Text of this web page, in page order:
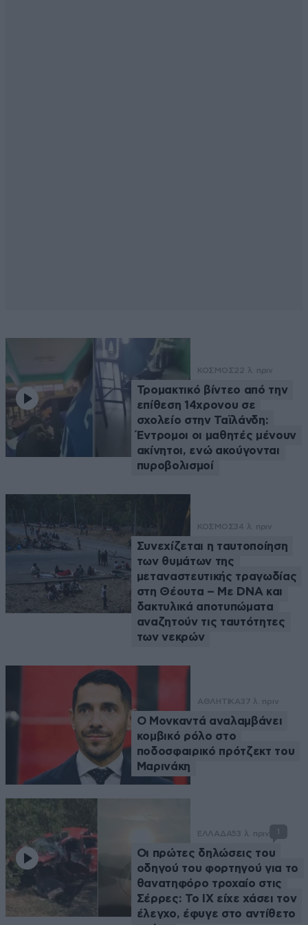
ΚΟΣΜΟΣ22 λ. πριν
Τρομακτικό βίντεο από την
επίθεση 14χρονου σε
σχολείο στην Ταϊλάνδη:
Έντρομοι οι μαθητές μένουν
ακίνητοι, ενώ ακούγονται
πυροβολισμοί
ΚΟΣΜΟΣ34 λ. πριν
Συνεχίζεται η ταυτοποίηση
των θυμάτων της
μεταναστευτικής τραγωδίας
στη Θέουτα – Με DNA και
δακτυλικά αποτυπώματα
αναζητούν τις ταυτότητες
των νεκρών
ΑΘΛΗΤΙΚΑ37 λ. πριν
Ο Μονκαντά αναλαμβάνει
κομβικό ρόλο στο
ποδοσφαιρικό πρότζεκτ του
Μαρινάκη
ΕΛΛΑΔΑ53 λ. πριν 1
Οι πρώτες δηλώσεις του
οδηγού του φορτηγού για το
θανατηφόρο τροχαίο στις
Σέρρες: Το ΙΧ είχε χάσει τον
έλεγχο, έφυγε στο αντίθετο